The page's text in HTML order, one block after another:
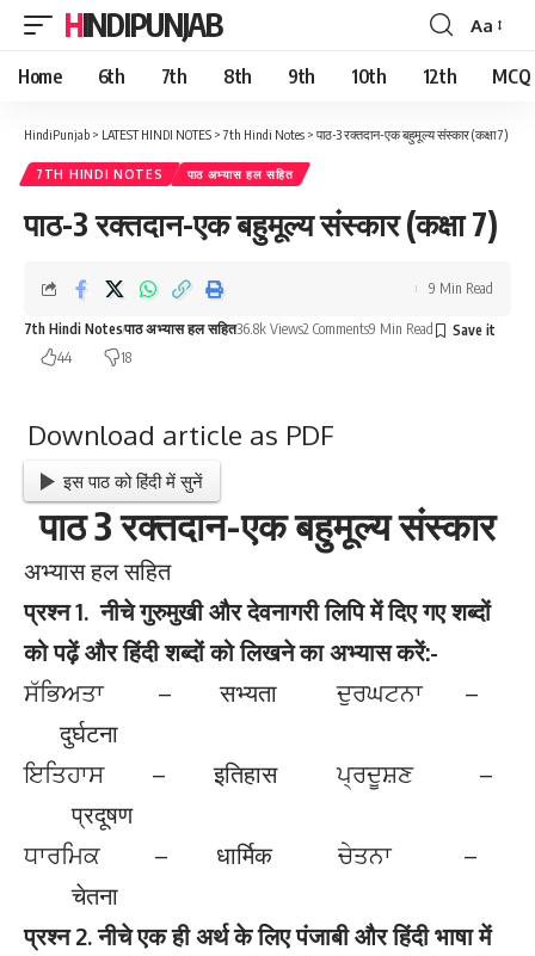
HINDIPUNJAB
Font
Resizer
Aa
Home 6th 7th 8th 9th 10th 12th MCQ
HindiPunjab > LATEST HINDI NOTES >7th Hindi Notes > पाठ-3 रक्तदान-एक बहुमूल्य संस्कार (कक्षा 7)
7TH HINDI NOTES पाठ अभ्यास हल सहित
पाठ-3 रक्तदान-एक बहुमूल्य संस्कार (कक्षा 7)
7th Hindi Notesपाठ अभ्यास हल सहित36.8k Views2 Comments9 Min Read
44
18
9 Min Read
Download article as PDF
इस पाठ को हिंदी में सुनें
पाठ3रक्तदान-एक बहुमूल्य संस्कार
अभ्यास हल सहित
प्रश्न1. नीचे गुरुमुखी और देवनागरी लिपि में दिए गए शब्दों
को पढ़ें और हिंदी शब्दों को लिखने का अभ्यास करें:-
ਸੱਭਿਅਤਾ – सभ्यता ਦੁਰਘਟਨਾ –
दुर्घटना
ਇਤਿਹਾਸ – इतिहास ਪ੍ਰਦੂਸ਼ਣ –
प्रदूषण
ਧਾਰਮਿਕ – धार्मिक ਚੇਤਨਾ –
चेतना
प्रश्न 2. नीचे एक ही अर्थ के लिए पंजाबी और हिंदी भाषा में